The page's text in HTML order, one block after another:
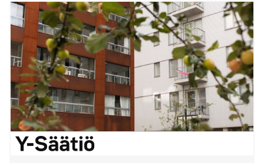
viestin ennaltaehkäisevään työhön panostamisen
tärkeydestä.